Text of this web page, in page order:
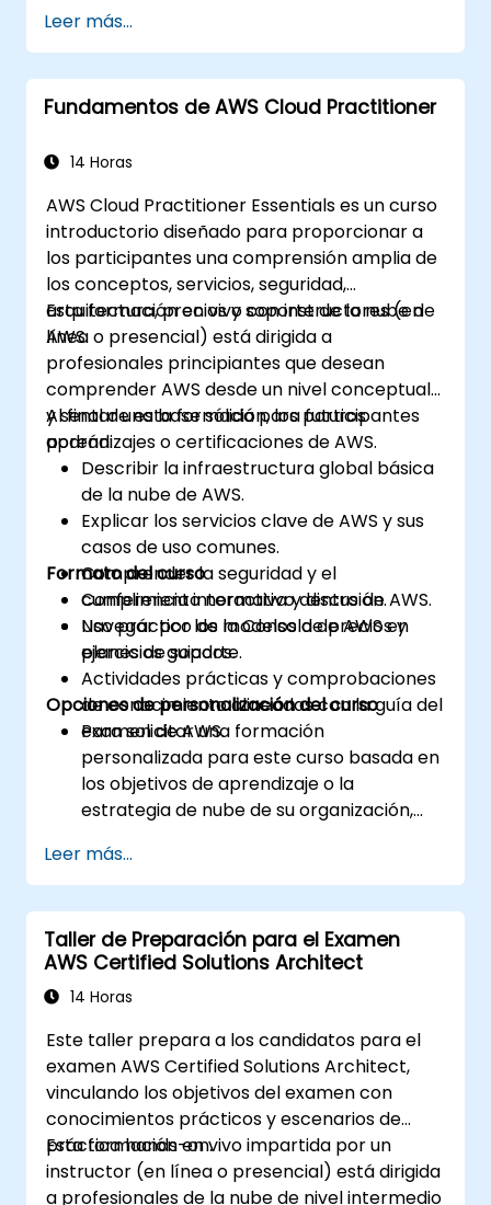
aplicaciones Python en AWS Cloud9.
Colaborar con otros desarrolladores
utilizando la plataforma AWS Cloud9.
Integrar AWS Cloud9 con otros servicios
avanzadas.
Leer más...
Fundamentos de AWS Cloud Practitioner
14 Horas
AWS Cloud Practitioner Essentials es un curso
introductorio diseñado para proporcionar a
los participantes una comprensión amplia de
los conceptos, servicios, seguridad,
arquitectura, precios y soporte de la nube de
AWS.
Esta formación en vivo con instructores (en
línea o presencial) está dirigida a
profesionales principiantes que desean
comprender AWS desde un nivel conceptual
y sentar una base sólida para futuros
aprendizajes o certificaciones de AWS.
Al final de esta formación, los participantes
podrán:
Describir la infraestructura global básica
de la nube de AWS.
Explicar los servicios clave de AWS y sus
casos de uso comunes.
Comprender la seguridad y el
cumplimiento normativo dentro de AWS.
Navegar por los modelos de precios y
planes de soporte.
Formato del curso
Conferencia interactiva y discusión.
Uso práctico de la Consola de AWS en
ejercicios guiados.
Actividades prácticas y comprobaciones
de conocimiento alineadas con la guía del
examen de AWS.
Opciones de personalización del curso
Para solicitar una formación
personalizada para este curso basada en
los objetivos de aprendizaje o la
estrategia de nube de su organización,
Leer más...
Taller de Preparación para el Examen
AWS Certified Solutions Architect
14 Horas
Este taller prepara a los candidatos para el
examen AWS Certified Solutions Architect,
vinculando los objetivos del examen con
conocimientos prácticos y escenarios de
práctica hands-on.
Esta formación en vivo impartida por un
instructor (en línea o presencial) está dirigida
a profesionales de la nube de nivel intermedio